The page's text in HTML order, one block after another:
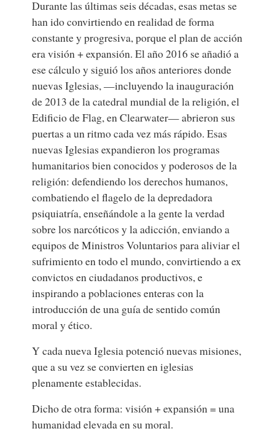
Durante las últimas seis décadas, esas metas se
han ido convirtiendo en realidad de forma
constante y progresiva, porque el plan de acción
era visión + expansión. El año 2016 se añadió a
ese cálculo y siguió los años anteriores donde
nuevas Iglesias, —incluyendo la inauguración
de 2013 de la catedral mundial de la religión, el
Edificio de Flag, en Clearwater— abrieron sus
puertas a un ritmo cada vez más rápido. Esas
nuevas Iglesias expandieron los programas
humanitarios bien conocidos y poderosos de la
religión: defendiendo los derechos humanos,
combatiendo el flagelo de la depredadora
psiquiatría, enseñándole a la gente la verdad
sobre los narcóticos y la adicción, enviando a
equipos de Ministros Voluntarios para aliviar el
sufrimiento en todo el mundo, convirtiendo a ex
convictos en ciudadanos productivos, e
inspirando a poblaciones enteras con la
introducción de una guía de sentido común
moral y ético.
Y cada nueva Iglesia potenció nuevas misiones,
que a su vez se convierten en iglesias
plenamente establecidas.
Dicho de otra forma: visión + expansión = una
humanidad elevada en su moral.